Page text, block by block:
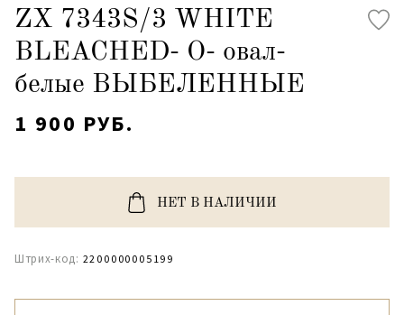
ZX 7343S/3 WHITE
BLEACHED- O- овал-
белые ВЫБЕЛЕННЫЕ
1 900 РУБ.
НЕТ В НАЛИЧИИ
Штрих-код: 2200000005199